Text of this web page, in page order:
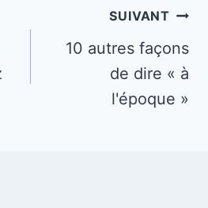
SUIVANT
10 autres façons
de dire « à
l'époque »